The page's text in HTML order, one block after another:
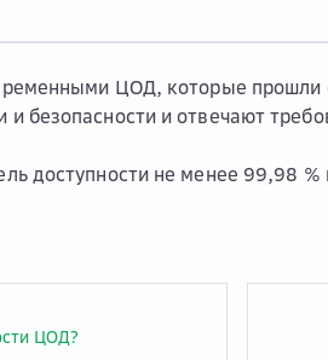
ЦОД, которые
безопасности и отвечают
доступности не менее 99,98
ЦОД?